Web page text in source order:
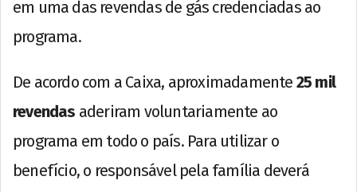
em uma das revendas de gás credenciadas ao
programa.
De acordo com a Caixa, aproximadamente 25 mil
revendas aderiram voluntariamente ao
programa em todo o país. Para utilizar o
benefício, o responsável pela família deverá